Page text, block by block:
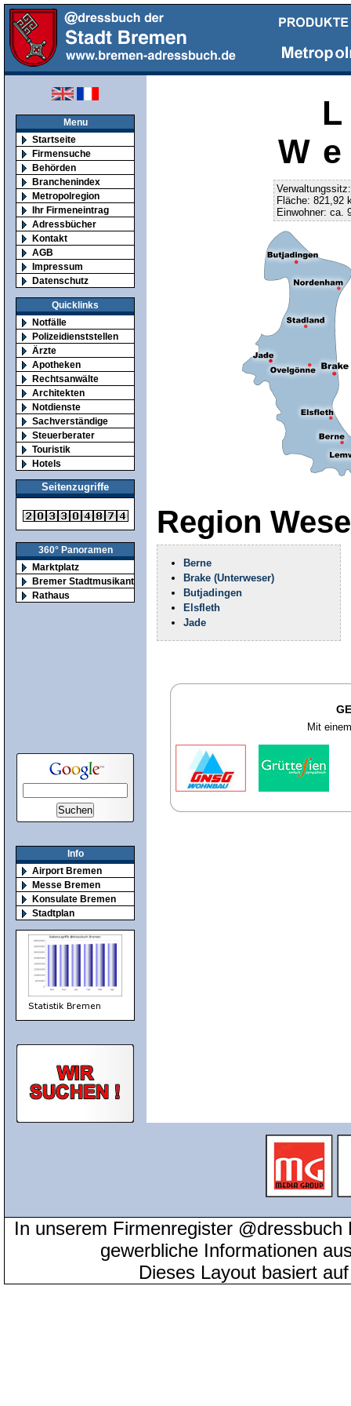
Menu
Startseite
Firmensuche
Behörden
Branchenindex
Metropolregion
Ihr Firmeneintrag
Adressbücher
Kontakt
AGB
Impressum
Datenschutz
Quicklinks
Notfälle
Polizeidienststellen
Ärzte
Apotheken
Rechtsanwälte
Architekten
Notdienste
Sachverständige
Steuerberater
Touristik
Hotels
Seitenzugriffe
360° Panoramen
Marktplatz
Bremer Stadtmusikanten
Rathaus
Info
Airport Bremen
Messe Bremen
Konsulate Bremen
Stadtplan
Fläche: 821,92
Einwohner: ca.
Region
Berne
Brake (Unterweser)
Butjadingen
Elsfleth
Jade
Mit
In unserem Firmenregister
gewerbliche Informationen
Dieses Layout basiert